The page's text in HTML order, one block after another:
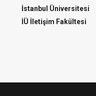
İstanbul Üniversitesi
İÜ İletişim Fakültesi